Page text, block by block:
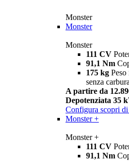
Monster
Monster
Monster
111 CV
91,1 Nm
175 kg
senza
A partire da
Depotenziata 35
Configura scopri
Monster +
Monster +
111 CV
91,1 Nm